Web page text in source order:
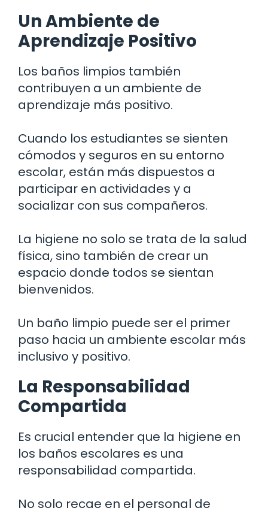
Un Ambiente de
Aprendizaje Positivo
Los baños limpios también
contribuyen a un ambiente de
aprendizaje más positivo.
Cuando los estudiantes se sienten
cómodos y seguros en su entorno
escolar, están más dispuestos a
participar en actividades y a
socializar con sus compañeros.
La higiene no solo se trata de la salud
física, sino también de crear un
espacio donde todos se sientan
bienvenidos.
Un baño limpio puede ser el primer
paso hacia un ambiente escolar más
inclusivo y positivo.
La Responsabilidad
Compartida
Es crucial entender que la higiene en
los baños escolares es una
responsabilidad compartida.
No solo recae en el personal de